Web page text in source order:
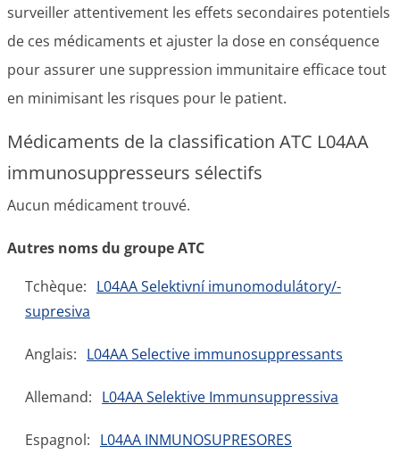
surveiller attentivement les effets secondaires potentiels
de ces médicaments et ajuster la dose en conséquence
pour assurer une suppression immunitaire efficace tout
en minimisant les risques pour le patient.
Médicaments de la classification ATC L04AA
immunosuppresseurs sélectifs
Aucun médicament trouvé.
Autres noms du groupe ATC
Tchèque: L04AA Selektivní imunomodulátory/-
supresiva
Anglais: L04AA Selective immunosuppressants
Allemand: L04AA Selektive Immunsuppressiva
Espagnol: L04AA INMUNOSUPRESORES